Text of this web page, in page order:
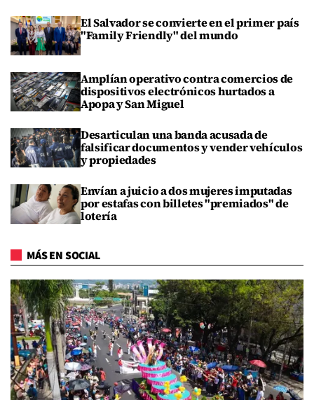
El Salvador se convierte en el primer país
"Family Friendly" del mundo
Amplían operativo contra comercios de
dispositivos electrónicos hurtados a
Apopa y San Miguel
Desarticulan una banda acusada de
falsificar documentos y vender vehículos
y propiedades
Envían a juicio a dos mujeres imputadas
por estafas con billetes "premiados" de
lotería
MÁS EN SOCIAL